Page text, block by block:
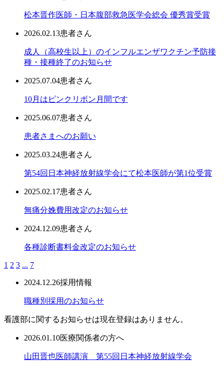
松本晋作医師・日本腹部救急医学会総会 優秀賞受賞
2026.02.13患者さん
成人（高校生以上）のインフルエンザワクチン予防接
種・接種終了のお知らせ
2025.07.04患者さん
10月はピンクリボン月間です
2025.06.07患者さん
患者さまへのお願い
2025.03.24患者さん
第54回日本神経放射線学会にて松本医師が第1位受賞
2025.02.17患者さん
無痛分娩費用改定のお知らせ
2024.12.09患者さん
各種診断書料金改定のお知らせ
1 2 3 ... 7
2024.12.26採用情報
職種別採用のお知らせ
看護部に関するお知らせは現在登録はありません。
2026.01.10医療関係者の方へ
山田晋也医師講演 第55回日本神経放射線学会